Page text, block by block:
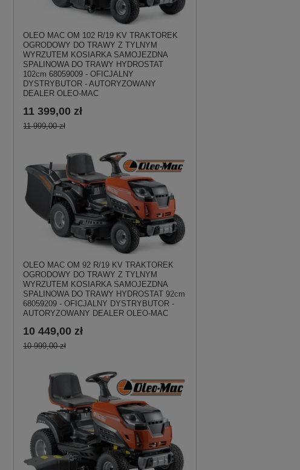
OLEO MAC OM 102 R/19 KV TRAKTOREK
OGRODOWY DO TRAWY Z TYLNYM
WYRZUTEM KOSIARKA SAMOJEZDNA
SPALINOWA DO TRAWY HYDROSTAT
102cm 68059009 - OFICJALNY
DYSTRYBUTOR - AUTORYZOWANY
DEALER OLEO-MAC
11 399,00 zł
11 999,00 zł
OLEO MAC OM 92 R/19 KV TRAKTOREK
OGRODOWY DO TRAWY Z TYLNYM
WYRZUTEM KOSIARKA SAMOJEZDNA
SPALINOWA DO TRAWY HYDROSTAT 92cm
68059209 - OFICJALNY DYSTRYBUTOR -
AUTORYZOWANY DEALER OLEO-MAC
10 449,00 zł
10 999,00 zł